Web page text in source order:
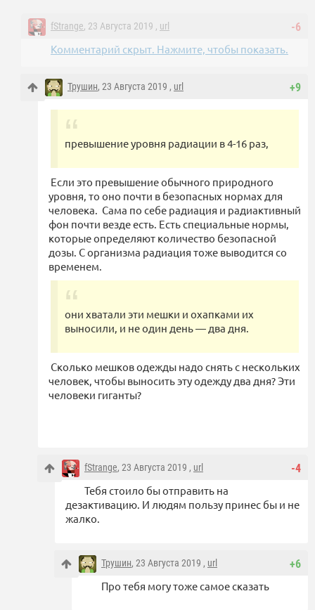
-6
fStrange, 23 Августа 2019 , url
Комментарий скрыт. Нажмите, чтобы показать.
+9
Трушин, 23 Августа 2019 , url
превышение уровня радиации в 4-16 раз,
Если это превышение обычного природного
уровня, то оно почти в безопасных нормах для
человека. Сама по себе радиация и радиактивный
фон почти везде есть. Есть специальные нормы,
которые определяют количество безопасной
дозы. С организма радиация тоже выводится со
временем.
они хватали эти мешки и охапками их
выносили, и не один день — два дня.
Сколько мешков одежды надо снять с нескольких
человек, чтобы выносить эту одежду два дня? Эти
человеки гиганты?
-4
fStrange, 23 Августа 2019 , url
Тебя стоило бы отправить на
дезактивацию. И людям пользу принес бы и не
жалко.
+6
Трушин, 23 Августа 2019 , url
Про тебя могу тоже самое сказать